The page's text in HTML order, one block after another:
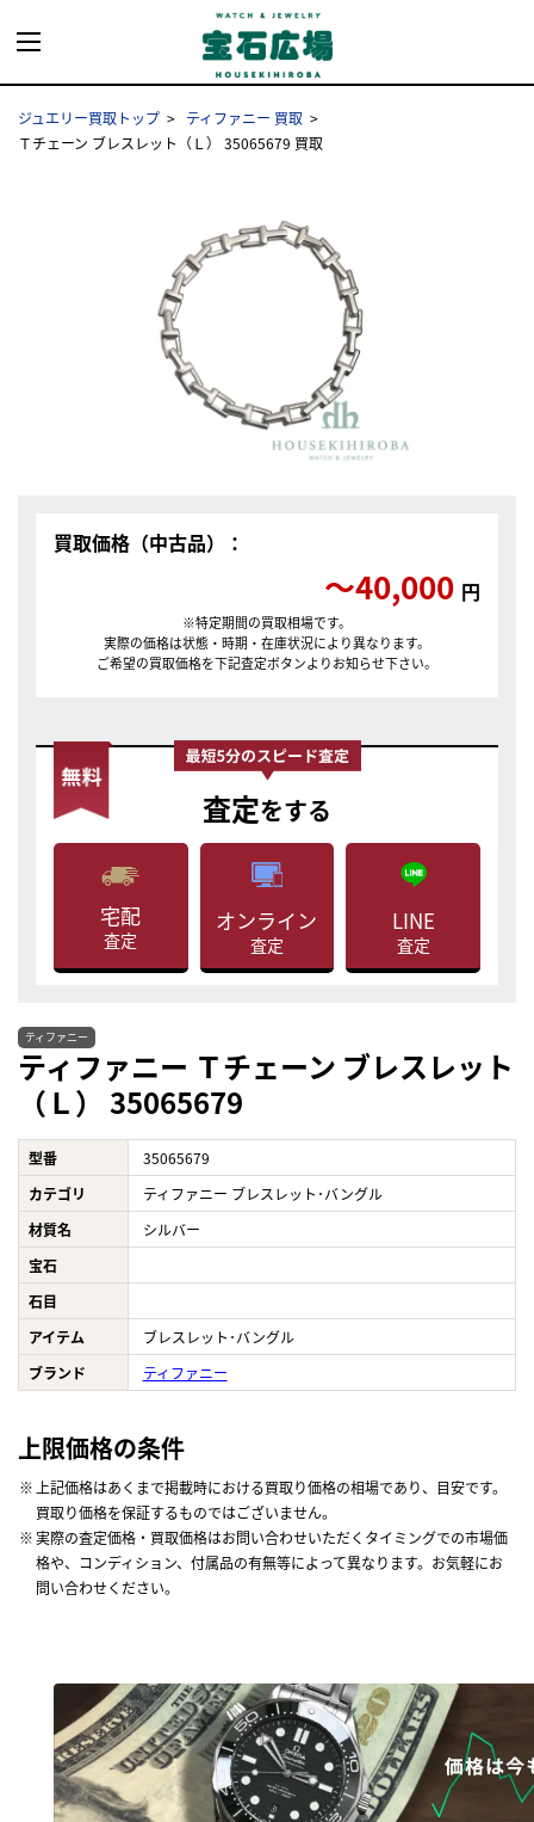
ジュエリー買取トップ
ティファニー 買取
Ｔチェーン ブレスレット（Ｌ） 35065679 買取
買取価格（中古品）：
〜40,000 円
※特定期間の買取相場です。
実際の価格は状態・時期・在庫状況により異なります。
ご希望の買取価格を下記査定ボタンよりお知らせ下さい。
査定をする
宅配
査定
オンライン
査定
LINE
査定
ティファニー
ティファニー Ｔチェーン ブレスレット
（Ｌ） 35065679
型番
35065679
カテゴリ
ティファニー ブレスレット･バングル
材質名
シルバー
宝石
石目
アイテム
ブレスレット･バングル
ブランド
ティファニー
上限価格の条件
上記価格はあくまで掲載時における買取り価格の相場であり、目安です。
買取り価格を保証するものではございません。
実際の査定価格・買取価格はお問い合わせいただくタイミングでの市場価
格や、コンディション、付属品の有無等によって異なります。お気軽にお
問い合わせください。